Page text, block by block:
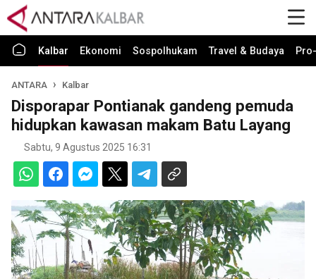
Kalbar Ekonomi Sospolhukam Travel & Budaya
ANTARA Kalbar
Disporapar Pontianak gandeng pemuda
hidupkan kawasan makam Batu Layang
Sabtu, 9 Agustus 2025 16:31